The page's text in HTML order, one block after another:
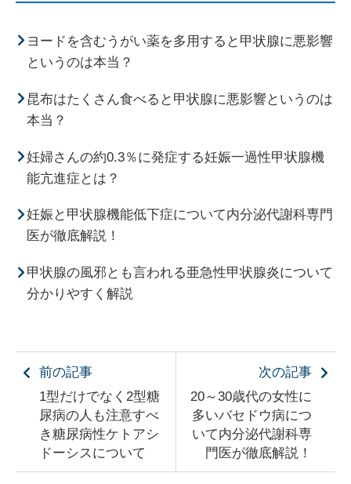
ヨードを含むうがい薬を多用すると甲状腺に悪影響
というのは本当？
昆布はたくさん食べると甲状腺に悪影響というのは
本当？
妊婦さんの約0.3％に発症する妊娠一過性甲状腺機
能亢進症とは？
妊娠と甲状腺機能低下症について内分泌代謝科専門
医が徹底解説！
甲状腺の風邪とも言われる亜急性甲状腺炎について
分かりやすく解説
前の記事
1型だけでなく2型糖
尿病の人も注意すべ
き糖尿病性ケトアシ
ドーシスについて
次の記事
20～30歳代の女性に
多いバセドウ病につ
いて内分泌代謝科専
門医が徹底解説！